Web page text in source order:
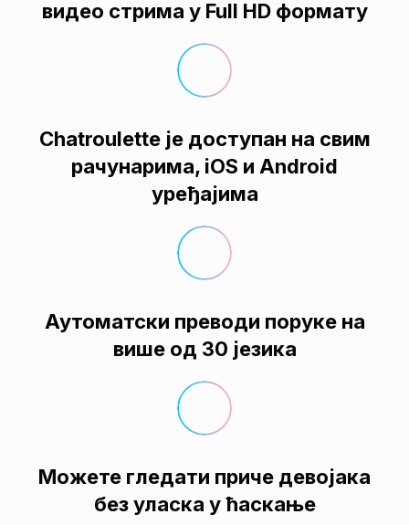
видео стрима у Full HD формату
Chatroulette је доступан на свим
рачунарима, iOS и Android
уређајима
Аутоматски преводи поруке на
више од 30 језика
Можете гледати приче девојака
без уласка у ћаскање